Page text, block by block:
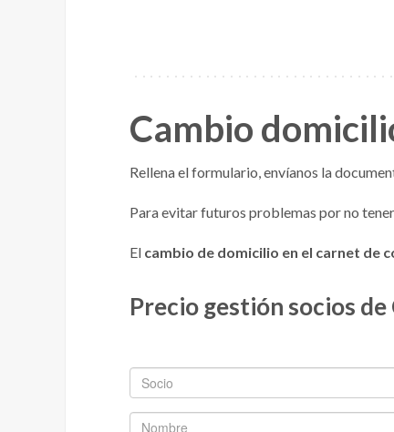
Cambio
Rellena el formulario, envíanos la
Para evitar futuros problemas por no
El cambio de domicilio en el carnet de
Precio gestión socios de